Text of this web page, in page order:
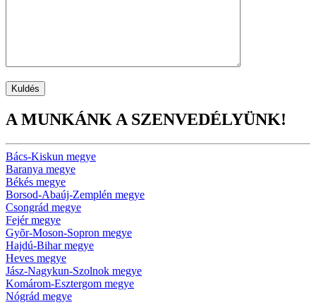
A MUNKÁNK A SZENVEDÉLYÜNK!
Bács-Kiskun megye
Baranya megye
Békés megye
Borsod-Abaúj-Zemplén megye
Csongrád megye
Fejér megye
Gyõr-Moson-Sopron megye
Hajdú-Bihar megye
Heves megye
Jász-Nagykun-Szolnok megye
Komárom-Esztergom megye
Nógrád megye